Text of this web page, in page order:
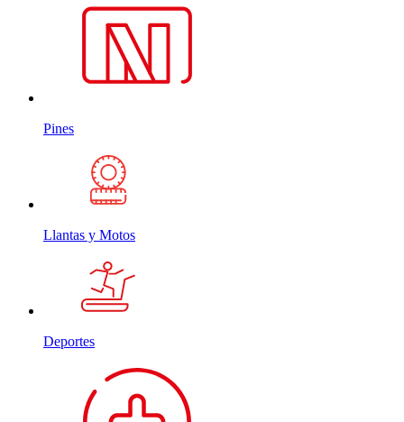
Pines
Llantas y Motos
Deportes